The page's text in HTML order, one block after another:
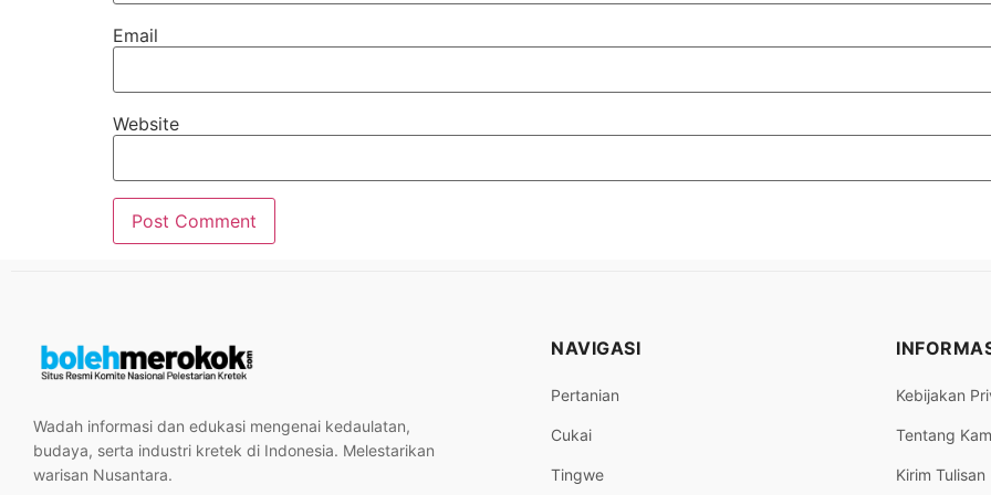
Email
Website
Wadah informasi dan edukasi mengenai kedaulatan,
budaya, serta industri kretek di Indonesia. Melestarikan
warisan Nusantara.
NAVIGASI
Pertanian
Cukai
Tingwe
Kebijakan
Tentang
Kirim Tulisan